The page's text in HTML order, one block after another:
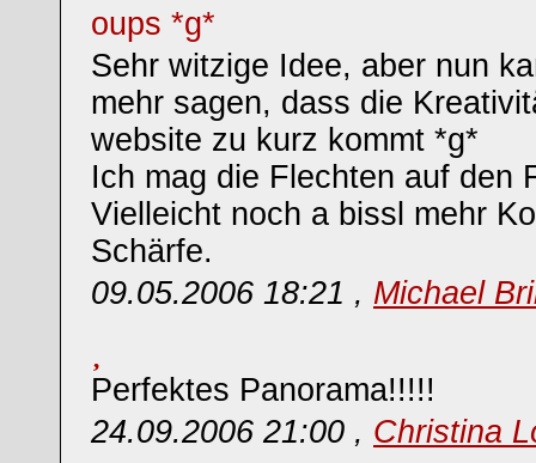
oups *g*
Sehr witzige Idee, aber nun
mehr sagen, dass die
website zu kurz kommt *g*
Ich mag die Flechten auf den
Vielleicht noch a bissl mehr
Schärfe.
09.05.2006 18:21 , Michael
Perfektes Panorama!!!!!
24.09.2006 21:00 , Christina